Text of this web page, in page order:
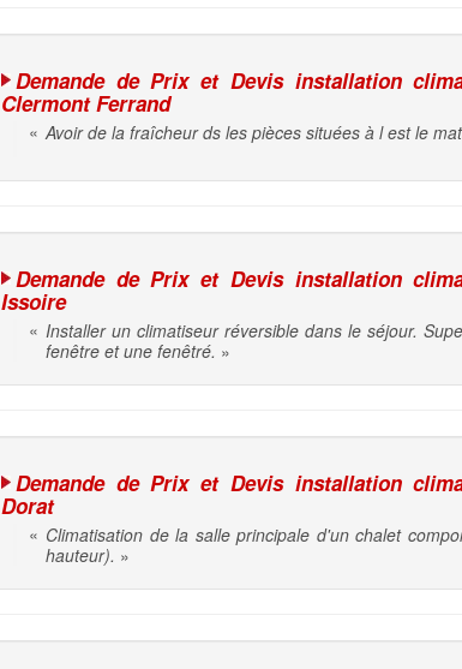
Demande de Prix et Devis installation
Clermont Ferrand
« Avoir de la fraîcheur ds les pièces situées à l est le
Demande de Prix et Devis installation
Issoire
« Installer un climatiseur réversible dans le séjour.
fenêtre et une fenêtré. »
Demande de Prix et Devis installation
Dorat
« Climatisation de la salle principale d'un chalet
hauteur). »